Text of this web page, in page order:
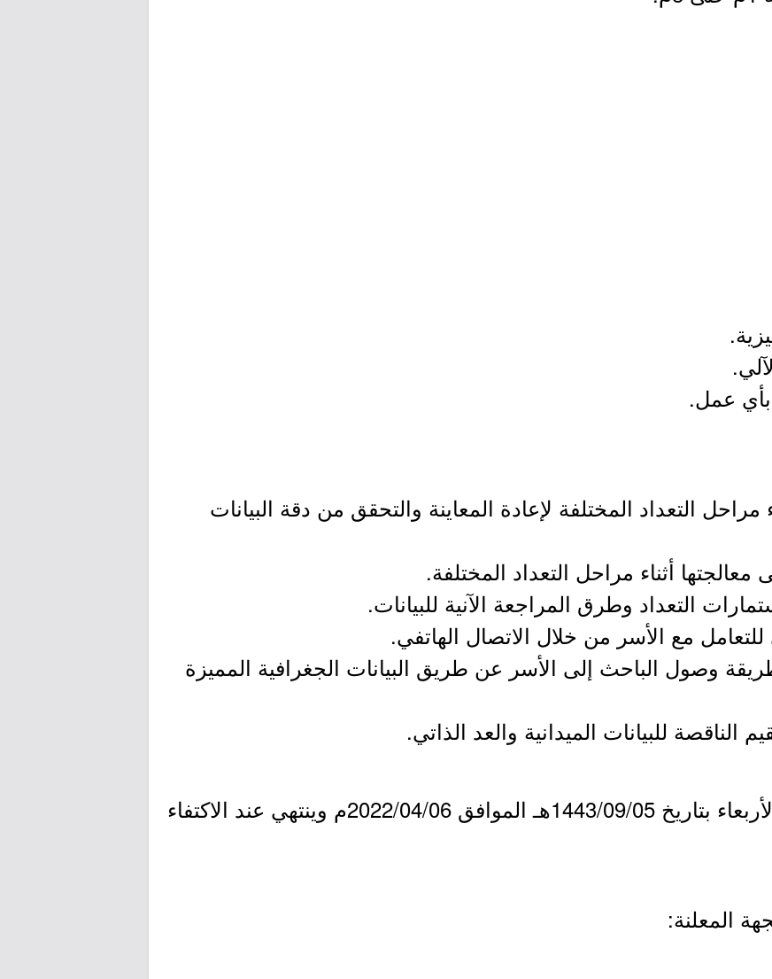
بأي عمل.
مراحل التعداد المختلفة لإعادة المعاينة والتحقق من دقة البيانات
أثناء مراحل التعداد المختلفة.
التعداد وطرق المراجعة الآنية للبيانات.
مع الأسر من خلال الاتصال الهاتفي.
وصول الباحث إلى الأسر عن طريق البيانات الجغرافية المميزة
للبيانات الميدانية والعد الذاتي.
- التقديم مُتاح الآن بدأ اليوم الأربعاء بتاريخ 1443/09/05هـ الموافق 2022/04/06م وينتهي عند الاكتفاء
المعلنة: